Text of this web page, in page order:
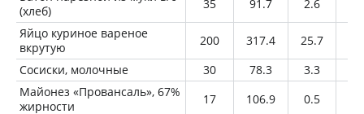
(хлеб)
35 91.7 2.6
Яйцо куриное вареное
вкрутую
200 317.4 25.7
Сосиски, молочные
30 78.3 3.3
Майонез «Провансаль», 67%
жирности
17 106.9 0.5